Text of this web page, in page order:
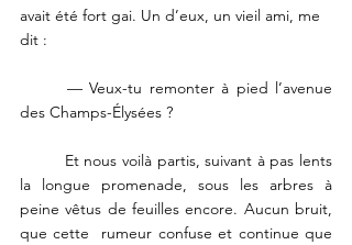
avait été fort gai. Un d’eux, un vieil ami, me
dit :
des Champs-Élysées ?
la longue promenade, sous les arbres à
peine vêtus de feuilles encore. Aucun bruit,
que cette  rumeur confuse et continue que